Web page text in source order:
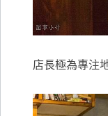
店長極為專注